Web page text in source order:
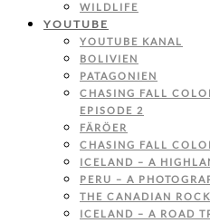
WILDLIFE
YOUTUBE
YOUTUBE KANAL
BOLIVIEN
PATAGONIEN
CHASING FALL
EPISODE 2
FÄRÖER
CHASING FALL
ICELAND – A
PERU – A
THE CANADIAN
ICELAND – A ROAD